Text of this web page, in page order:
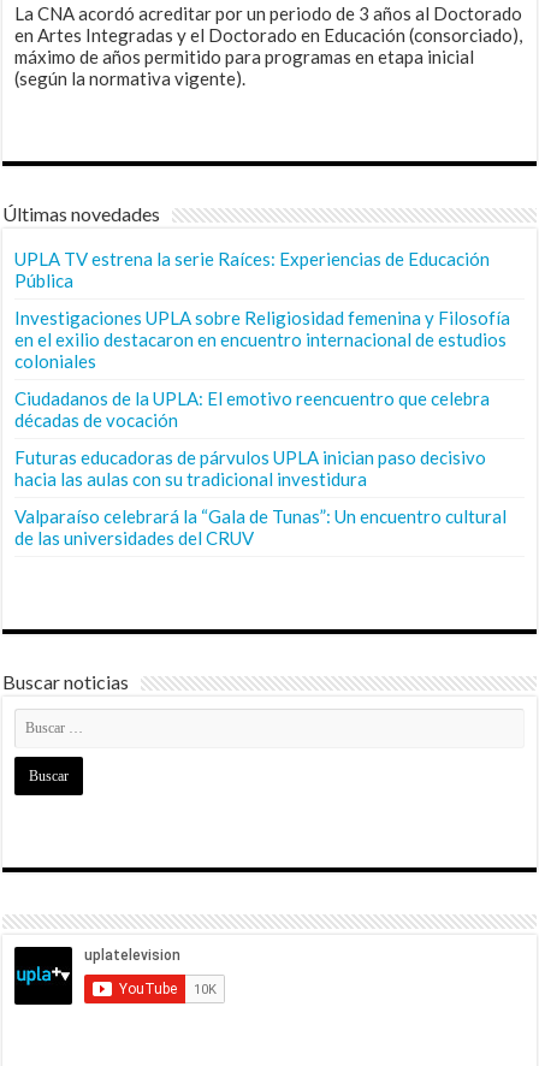
La CNA acordó acreditar por un periodo de 3 años al Doctorado
en Artes Integradas y el Doctorado en Educación (consorciado),
máximo de años permitido para programas en etapa inicial
(según la normativa vigente).
Últimas novedades
UPLA TV estrena la serie Raíces: Experiencias de Educación
Pública
Investigaciones UPLA sobre Religiosidad femenina y Filosofía
en el exilio destacaron en encuentro internacional de estudios
coloniales
Ciudadanos de la UPLA: El emotivo reencuentro que celebra
décadas de vocación
Futuras educadoras de párvulos UPLA inician paso decisivo
hacia las aulas con su tradicional investidura
Valparaíso celebrará la “Gala de Tunas”: Un encuentro cultural
de las universidades del CRUV
Buscar noticias